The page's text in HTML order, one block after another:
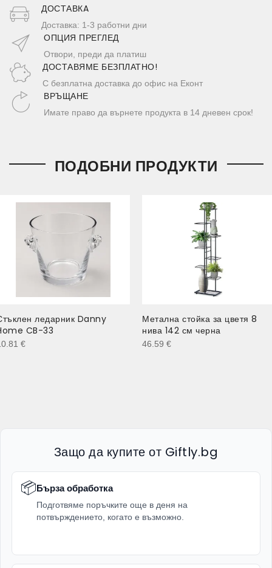
ДОСТАВКA
Доставка: 1-3 работни дни
ОПЦИЯ ПРЕГЛЕД
Отвори, преди да платиш
ДОСТАВЯМЕ БЕЗПЛАТНО!
С безплатна доставка до офис на Еконт
ВРЪЩАНЕ
Имате право да върнете продукта в 14 дневен срок!
ПОДОБНИ ПРОДУКТИ
ледарник Danny
CB-33
€
Метална стойка за цветя 8
нива 142 см черна
46.59 €
Защо да купите от Giftly.bg
📦Бърза обработка
Подготвяме поръчките още в деня на
потвърждението, когато е възможно.